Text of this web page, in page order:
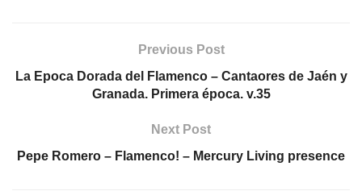
Previous Post
La Epoca Dorada del Flamenco – Cantaores de Jaén y
Granada. Primera época. v.35
Next Post
Pepe Romero – Flamenco! – Mercury Living presence